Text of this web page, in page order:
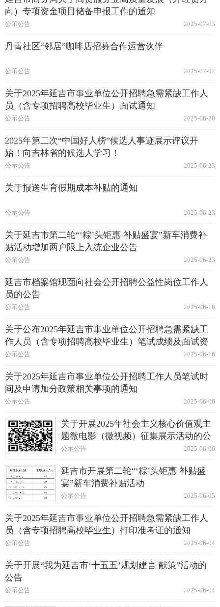
向）专项资金项目储备申报工作的通知
2025-07-03
公示公告
丹青社区“邻居”咖啡店招募合作运营伙伴
2025-07-02
公示公告
关于2025年延吉市事业单位公开招聘急需紧缺工作人
员（含专项招聘高校毕业生）面试通知
2025-06-30
公示公告
2025年第二次“中国好人榜”候选人事迹展示评议开
始！向吉林省的候选人学习！
2025-06-23
公示公告
关于报送生育假期成本补贴的通知
2025-06-23
公示公告
关于延吉市第二轮“‘粽’头钜惠 补贴盛宴”新车消费补
贴活动增加两户限上入统企业公告
2025-06-23
公示公告
延吉市档案馆现面向社会公开招聘公益性岗位工作人
员的公告
2025-06-18
公示公告
关于公布2025年延吉市事业单位公开招聘急需紧缺工
作人员（含专项招聘高校毕业生）笔试成绩及面试资
格复审的通知
2025-06-16
公示公告
关于2025年延吉市事业单位公开招聘工作人员笔试时
间及申请加分政策相关事项的通知
2025-06-06
公示公告
关于开展2025年社会主义核心价值观主
题微电影（微视频）征集展示活动的公
告
2025-06-06
公示公告
延吉市开展第二轮“‘粽’头钜惠 补贴盛
宴”新车消费补贴活动
2025-06-05
公示公告
关于2025年延吉市事业单位公开招聘急需紧缺工作人
员（含专项招聘高校毕业生）打印准考证的通知
2025-06-04
公示公告
关于开展“我为延吉市‘十五五’规划建言 献策”活动的
公告
2025-06-04
公示公告